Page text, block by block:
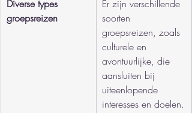
Diverse types
groepsreizen
Er zijn verschillende
soorten
groepsreizen, zoals
culturele en
avontuurlijke, die
aansluiten bij
uiteenlopende
interesses en doelen.